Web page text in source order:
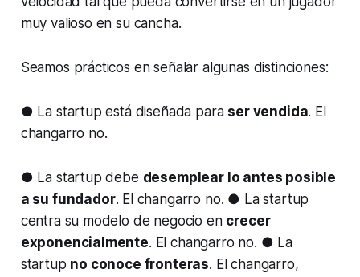
muy valioso en su cancha.
Seamos prácticos en señalar algunas distinciones:
● La startup está diseñada para ser vendida. El
changarro no.
● La startup debe desemplear lo antes posible
a su fundador. El changarro no. ● La startup
centra su modelo de negocio en crecer
exponencialmente. El changarro no. ● La
startup no conoce fronteras. El changarro,